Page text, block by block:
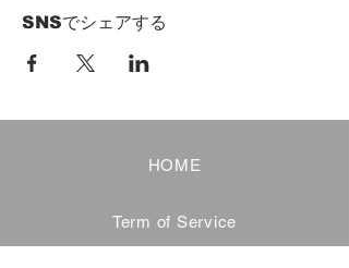
SNSでシェアする
HOME
Term of Service